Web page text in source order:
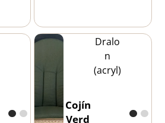
Cojín
Verd
Dralo
n
(acryl)